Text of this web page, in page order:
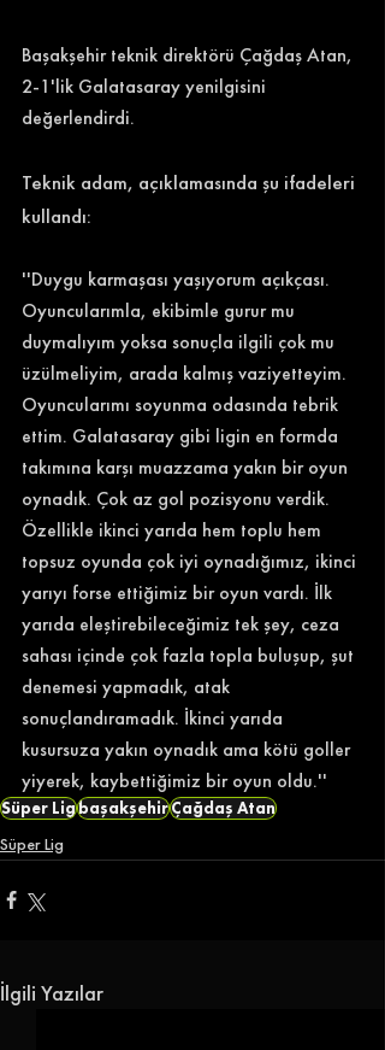
Başakşehir teknik direktörü Çağdaş Atan,
2-1'lik Galatasaray yenilgisini
değerlendirdi.
Teknik adam, açıklamasında şu ifadeleri
kullandı:
''Duygu karmaşası yaşıyorum açıkçası.
Oyuncularımla, ekibimle gurur mu
duymalıyım yoksa sonuçla ilgili çok mu
üzülmeliyim, arada kalmış vaziyetteyim.
Oyuncularımı soyunma odasında tebrik
ettim. Galatasaray gibi ligin en formda
takımına karşı muazzama yakın bir oyun
oynadık. Çok az gol pozisyonu verdik.
Özellikle ikinci yarıda hem toplu hem
topsuz oyunda çok iyi oynadığımız, ikinci
yarıyı forse ettiğimiz bir oyun vardı. İlk
yarıda eleştirebileceğimiz tek şey, ceza
sahası içinde çok fazla topla buluşup, şut
denemesi yapmadık, atak
sonuçlandıramadık. İkinci yarıda
kusursuza yakın oynadık ama kötü goller
yiyerek, kaybettiğimiz bir oyun oldu.''
Süper LigbaşakşehirÇağdaş Atan
Süper Lig
İlgili Yazılar